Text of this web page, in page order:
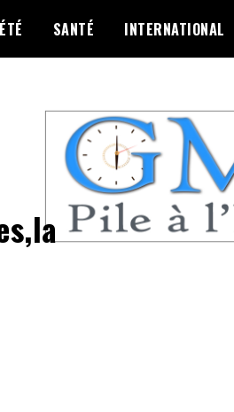
SANTÉ INTERNATIONAL